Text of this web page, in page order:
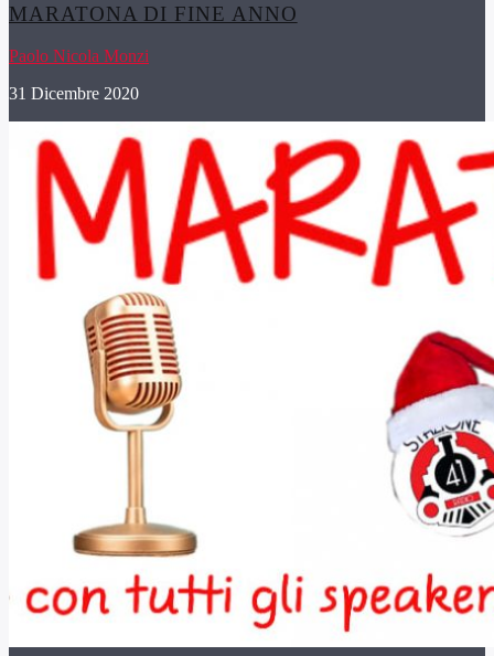
MARATONA DI FINE ANNO
Paolo Nicola Monzi
31 Dicembre 2020